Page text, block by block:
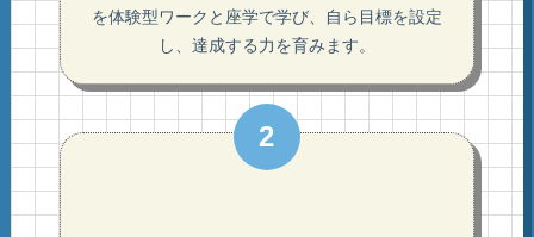
を体験型ワークと座学で学び、自ら目標を設定
し、達成する力を育みます。
2